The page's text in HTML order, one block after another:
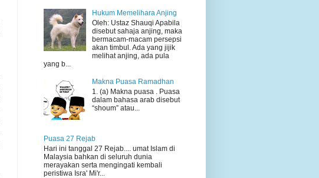
Hukum Memelihara Anjing
Oleh: Ustaz Shauqi Apabila
disebut sahaja anjing, maka
bermacam-macam persepsi
akan timbul. Ada yang jijik
melihat anjing, ada pula
yang b...
Makna Puasa Ramadhan
1. (a) Makna puasa . Puasa
dalam bahasa arab disebut
“shoum” atau...
Puasa 27 Rejab
Hari ini tanggal 27 Rejab.... umat Islam di
Malaysia bahkan di seluruh dunia
merayakan serta mengingati kembali
peristiwa Isra' Mi'r...